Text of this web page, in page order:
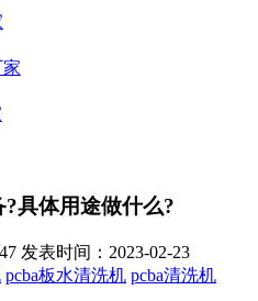
家
具体用途做什么?
发表时间：2023-02-23
pcba板水清洗机 pcba清洗机